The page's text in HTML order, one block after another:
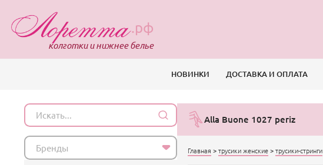
.рф
колготки и нижнее белье
НОВИНКИ ДОСТАВКА И ОПЛАТА
Alla Buone 1027 periz
Главная > трусики женские > трусики-стринги
Бренды